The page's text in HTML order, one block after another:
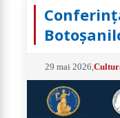
29 mai 2026 ,